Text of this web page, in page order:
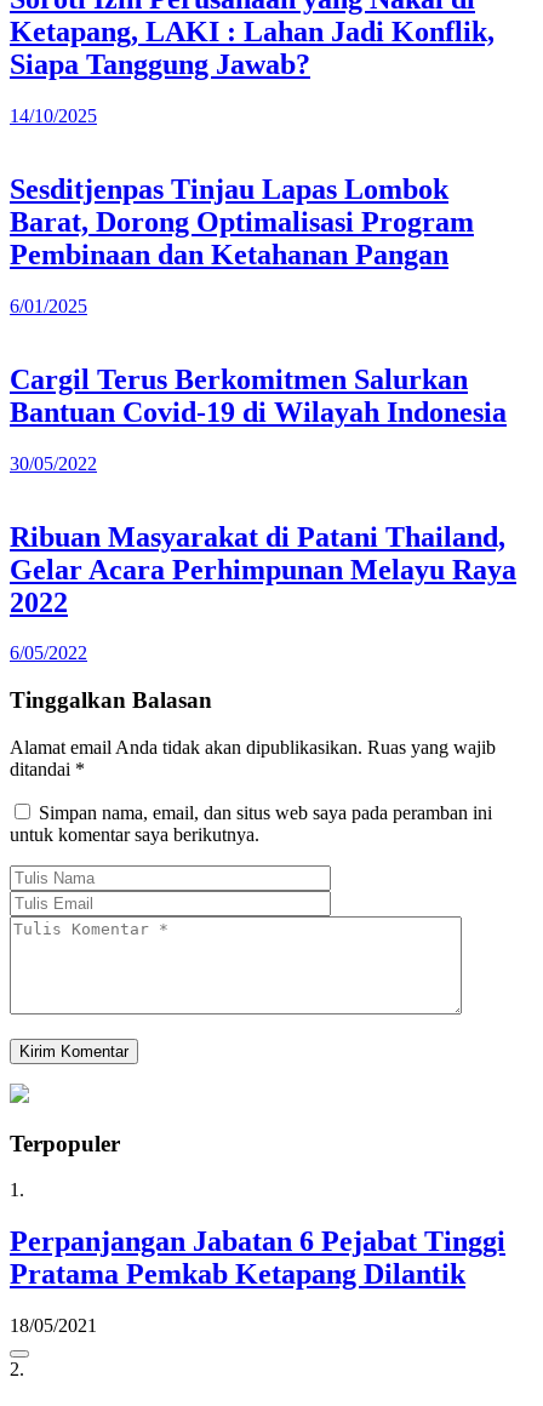
Ketapang, LAKI : Lahan Jadi Konflik,
Siapa Tanggung Jawab?
14/10/2025
Sesditjenpas Tinjau Lapas Lombok
Barat, Dorong Optimalisasi Program
Pembinaan dan Ketahanan Pangan
6/01/2025
Cargil Terus Berkomitmen Salurkan
Bantuan Covid-19 di Wilayah Indonesia
30/05/2022
Ribuan Masyarakat di Patani Thailand,
Gelar Acara Perhimpunan Melayu Raya
2022
6/05/2022
Tinggalkan Balasan
Alamat email Anda tidak akan dipublikasikan. Ruas yang wajib
ditandai *
Simpan nama, email, dan situs web saya pada peramban ini
untuk komentar saya berikutnya.
Terpopuler
1.
Perpanjangan Jabatan 6 Pejabat Tinggi
Pratama Pemkab Ketapang Dilantik
18/05/2021
2.